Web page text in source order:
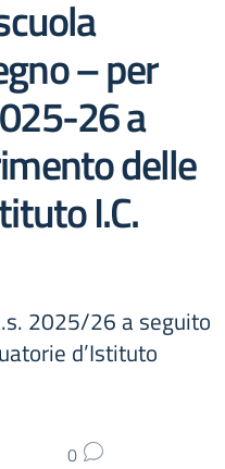
– per
26 a
delle
I.C.
2025/26 a seguito
d’Istituto
0